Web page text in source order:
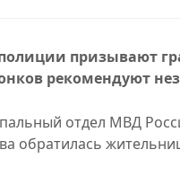
призывают
рекомендуют
отдел МВД
обратилась